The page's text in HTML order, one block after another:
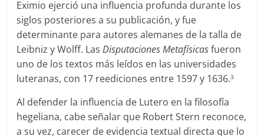
Eximio ejerció una influencia profunda durante los
siglos posteriores a su publicación, y fue
determinante para autores alemanes de la talla de
Leibniz y Wolff. LasDisputaciones Metafísicas fueron
uno de los textos más leídos en las universidades
luteranas, con 17 reediciones entre 1597 y 1636.3
Al defender la influencia de Lutero en la filosofía
hegeliana, cabe señalar que Robert Stern reconoce,
a su vez, carecer de evidencia textual directa que lo